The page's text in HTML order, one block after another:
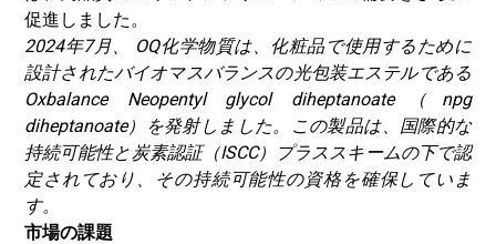
促進しました。
2024年7月、
OQ化学物質は、化粧品で使用するために
設計されたバイオマスバランスの光包装エステルである
Oxbalance Neopentyl glycol diheptanoate（npg
diheptanoate）を発射しました。この製品は、国際的な
持続可能性と炭素認証（ISCC）プラススキームの下で認
定されており、その持続可能性の資格を確保していま
す。
市場の課題